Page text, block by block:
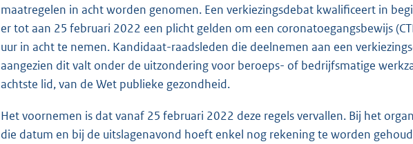
maatregelen in acht worden genomen. Een verkiezingsdebat kwalificeert in
er tot aan 25 februari 2022 een plicht gelden om een coronatoegangsbewijs
uur in acht te nemen. Kandidaat-raadsleden die deelnemen aan een
aangezien dit valt onder de uitzondering voor beroeps- of bedrijfsmatige
achtste lid, van de Wet publieke gezondheid.
Het voornemen is dat vanaf 25 februari 2022 deze regels vervallen. Bij het
die datum en bij de uitslagenavond hoeft enkel nog rekening te worden